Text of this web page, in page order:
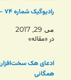
رادیوگیک شماره ۷۴ – دری که کلید نداره
می 29, 2017
در «مقاله»
ادعای هک
همگانی